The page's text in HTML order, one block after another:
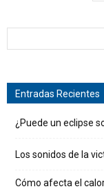
Entradas Recientes
¿Puede un eclipse
Los sonidos de la
Cómo afecta el